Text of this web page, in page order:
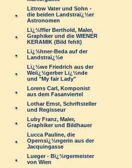
Littrow Vater und Sohn -
die beiden Landstraï¿½er
Astronomen
Lï¿½ffler Berthold, Maler,
Graphiker und die WIENER
KERAMIK (Bild fehlt)
Lï¿½hner-Beda auf der
Landstraï¿½e
Lï¿½we Friedrich aus der
Weiï¿½gerber Lï¿½nde
und "My fair Lady"
Lorens Carl, Komponist
aus dem Fasanviertel
Lothar Ernst, Schriftsteller
und Regisseur
Luby Franz, Maler,
Graphiker und Bildhauer
Lucca Pauline, die
Opernsï¿½ngerin aus der
Jacquingasse
Lueger - Bï¿½rgermeister
von Wien